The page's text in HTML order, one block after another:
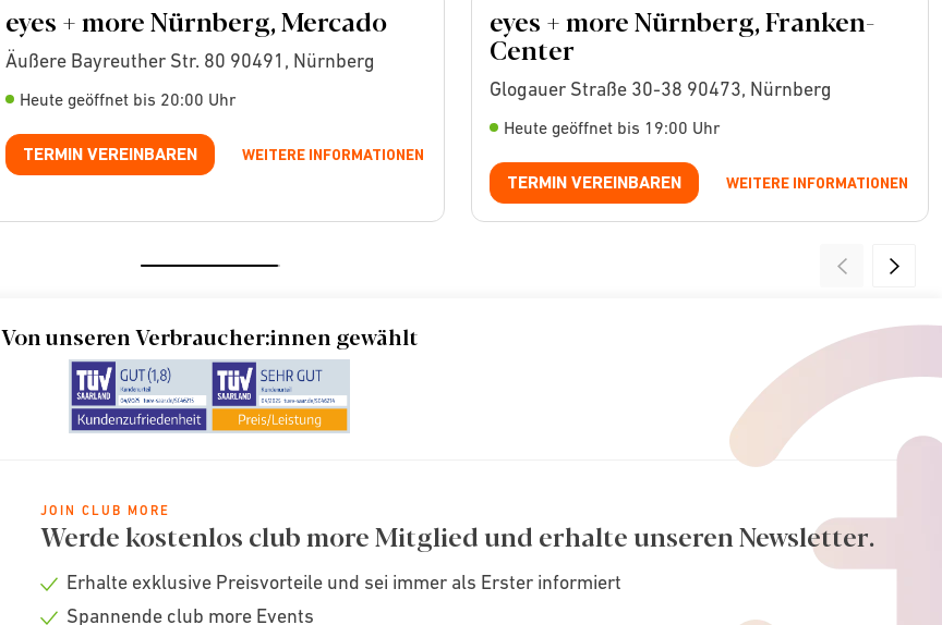
eyes + more Nürnberg, Mercado
Äußere Bayreuther Str. 80 90491, Nürnberg
Heute geöffnet bis 20:00 Uhr
TERMIN VEREINBAREN WEITERE INFORMATIONEN
eyes + more Nürnberg, Franken-
Center
Glogauer Straße 30-38 90473, Nürnberg
Heute geöffnet bis 19:00 Uhr
TERMIN VEREINBAREN WEITERE INFORMATIONEN
Von unseren Verbraucher:innen gewählt
JOIN CLUB MORE
Werde kostenlos club more Mitglied und erhalte unseren Newsletter.
Check
Erhalte exklusive Preisvorteile und sei immer als Erster informiert
Spannende club more Events